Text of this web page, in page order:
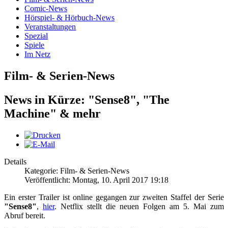
Comic-News
Hörspiel- & Hörbuch-News
Veranstaltungen
Spezial
Spiele
Im Netz
Film- & Serien-News
News in Kürze: "Sense8", "The
Machine" & mehr
Details
Kategorie: Film- & Serien-News
Veröffentlicht: Montag, 10. April 2017 19:18
Ein erster Trailer ist online gegangen zur zweiten Staffel der Serie
"Sense8", hier. Netflix stellt die neuen Folgen am 5. Mai zum
Abruf bereit.